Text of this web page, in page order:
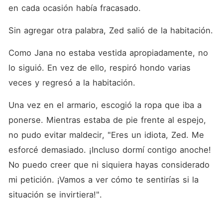
en cada ocasión había fracasado.
Como Jana no estaba vestida apropiadamente, no
lo siguió. En vez de ello, respiró hondo varias
veces y regresó a la habitación.
Una vez en el armario, escogió la ropa que iba a
ponerse. Mientras estaba de pie frente al espejo,
no pudo evitar maldecir, "Eres un idiota, Zed. Me
esforcé demasiado. ¡Incluso dormí contigo anoche!
No puedo creer que ni siquiera hayas considerado
mi petición. ¡Vamos a ver cómo te sentirías si la
situación se invirtiera!".